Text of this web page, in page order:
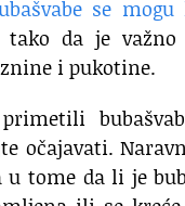
se
tako da je
i pukotine.
očajavati.
tome da li je